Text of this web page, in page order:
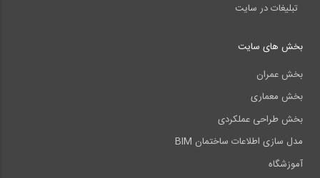
تبلیغات در سایت
بخش های سایت
بخش عمران
بخش معماری
بخش طراحی عملکردی
مدل سازی اطلاعات ساختمان BIM
آموزشگاه